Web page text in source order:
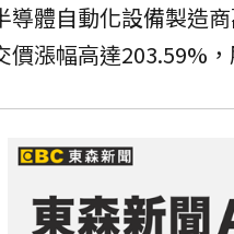
導體自動化設備製造
價漲幅高達203.59%